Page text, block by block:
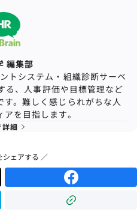
編集部
トシステム・組織診断サーベ
、人事評価や目標管理など
。難しく感じられがちな人
を目指します。
詳細
シェアする ／